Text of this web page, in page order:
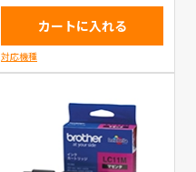
カートに入れる
対応機種